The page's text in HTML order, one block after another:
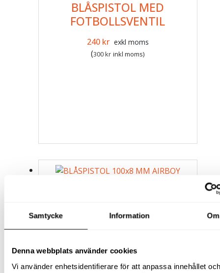
Samtycke Information Om
Denna webbplats använder cookies
Vi använder enhetsidentifierare för att anpassa innehållet och
BLÅSPISTOL MED
FOTBOLLSVENTIL
Det ursprungliga priset var: 312 kr.
240 krDet nuvarande priset är: 240
exkl moms
(300kr inkl moms)